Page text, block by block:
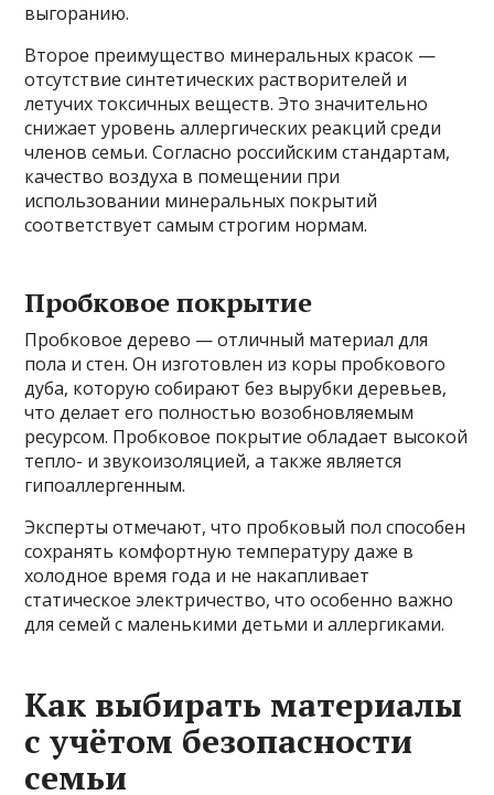
выгоранию.
Второе преимущество минеральных красок —
отсутствие синтетических растворителей и
летучих токсичных веществ. Это значительно
снижает уровень аллергических реакций среди
членов семьи. Согласно российским стандартам,
качество воздуха в помещении при
использовании минеральных покрытий
соответствует самым строгим нормам.
Пробковое покрытие
Пробковое дерево — отличный материал для
пола и стен. Он изготовлен из коры пробкового
дуба, которую собирают без вырубки деревьев,
что делает его полностью возобновляемым
ресурсом. Пробковое покрытие обладает высокой
тепло- и звукоизоляцией, а также является
гипоаллергенным.
Эксперты отмечают, что пробковый пол способен
сохранять комфортную температуру даже в
холодное время года и не накапливает
статическое электричество, что особенно важно
для семей с маленькими детьми и аллергиками.
Как выбирать материалы
с учётом безопасности
семьи